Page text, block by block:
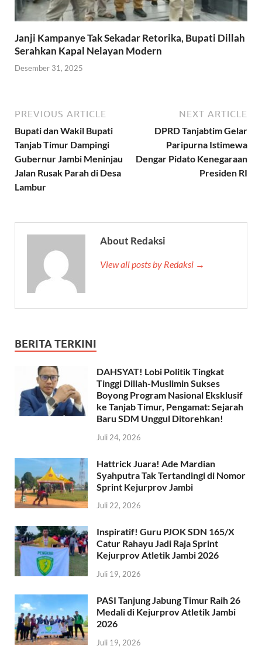
Janji Kampanye Tak Sekadar Retorika, Bupati Dillah
Serahkan Kapal Nelayan Modern
Desember 31, 2025
PREVIOUS ARTICLE
Bupati dan Wakil Bupati
Tanjab Timur Dampingi
Gubernur Jambi Meninjau
Jalan Rusak Parah di Desa
Lambur
NEXT ARTICLE
DPRD Tanjabtim Gelar
Paripurna Istimewa
Dengar Pidato Kenegaraan
Presiden RI
About Redaksi
View all posts by Redaksi →
BERITA TERKINI
DAHSYAT! Lobi Politik Tingkat
Tinggi Dillah-Muslimin Sukses
Boyong Program Nasional Eksklusif
ke Tanjab Timur, Pengamat: Sejarah
Baru SDM Unggul Ditorehkan!
Juli 24, 2026
Hattrick Juara! Ade Mardian
Syahputra Tak Tertandingi di Nomor
Sprint Kejurprov Jambi
Juli 22, 2026
Inspiratif! Guru PJOK SDN 165/X
Catur Rahayu Jadi Raja Sprint
Kejurprov Atletik Jambi 2026
Juli 19, 2026
PASI Tanjung Jabung Timur Raih 26
Medali di Kejurprov Atletik Jambi
2026
Juli 19, 2026